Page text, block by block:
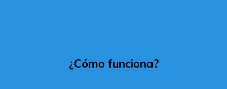
¿Cómo funciona?